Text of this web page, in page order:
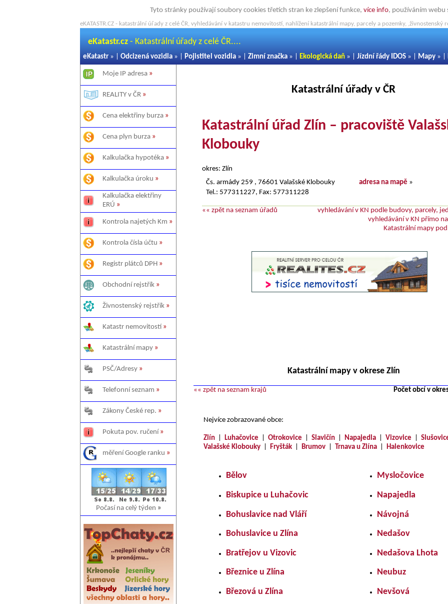
Tyto stránky používají soubory cookies třetích stran ke zlepšení funkce,více info, používáním webu
eKATASTR.CZ - katastrální úřady z celé ČR, vyhledávání v katastru nemovitostí, nahlížení katastrální mapy, parcely a pozemky,
eKatastr.cz - Katastrální úřady z celé ČR....
eKatastr » | Odcizená vozidla » | Pojistitel vozidla » | Zimní značka » | Ekologická daň » | Jízdní řády IDOS » | Mapy » |
Moje IP adresa »
REALITY v ČR »
Cena elektřiny burza »
Cena plyn burza »
Kalkulačka hypotéka »
Kalkulačka úroku »
Kalkulačka elektřiny
ERÚ »
Kontrola najetých Km »
Kontrola čísla účtu »
Registr plátců DPH »
Obchodní rejstřík »
Živnostenský rejstřík »
Katastr nemovitostí »
Katastrální mapy »
PSČ/Adresy »
Telefonní seznam »
Zákony České rep. »
Pokuta pov. ručení »
měření Google ranku »
Počasí na celý týden »
Katastrální úřady v ČR
Katastrální úřad Zlín – pracoviště
Klobouky
okres: Zlín
Čs. armády 259 , 76601 Valašské Klobouky adresa na mapě »
Tel.: 577311227, Fax: 577311228
«« zpět na seznam úřadů
vyhledávání v KN podle budovy, parcely,
vyhledávání v KN přímo
Katastrální mapy
Katastrální mapy v okrese Zlín
«« zpět na seznam krajů Počet obcí v
Nejvíce zobrazované obce:
Zlín Luhačovice Otrokovice Slavičín Napajedla Vizovice
Valašské Klobouky
Fryšták Brumov Trnava u Zlína Halenkovice
Bělov
Biskupice u Luhačovic
Bohuslavice nad Vláří
Bohuslavice u Zlína
Bratřejov u Vizovic
Březnice u Zlína
Březová u Zlína
Mysločovice
Napajedla
Návojná
Nedašov
Nedašova Lhota
Neubuz
Nevšová